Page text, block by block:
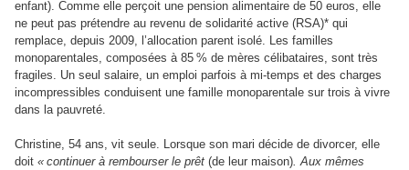
enfant). Comme elle perçoit une pension alimentaire de 50 euros, elle
ne peut pas prétendre au revenu de solidarité active (RSA)* qui
remplace, depuis 2009, l’allocation parent isolé. Les familles
monoparentales, composées à 85 % de mères célibataires, sont très
fragiles. Un seul salaire, un emploi parfois à mi-temps et des charges
incompressibles conduisent une famille monoparentale sur trois à vivre
dans la pauvreté.
Christine, 54 ans, vit seule. Lorsque son mari décide de divorcer, elle
doit « continuer à rembourser le prêt (de leur maison). Aux mêmes